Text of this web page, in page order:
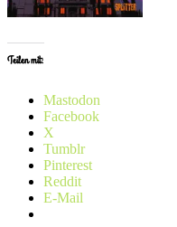
Teilen mit:
Mastodon
Facebook
X
Tumblr
Pinterest
Reddit
E-Mail